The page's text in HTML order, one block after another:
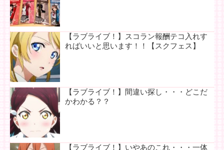
【ラブライブ！】スコラン報酬テコ入れす
ればいいと思います！！【スクフェス】
【ラブライブ！】間違い探し・・・どこだ
かわかる？？
【ラブライブ！】いやあのこれ・・・一体